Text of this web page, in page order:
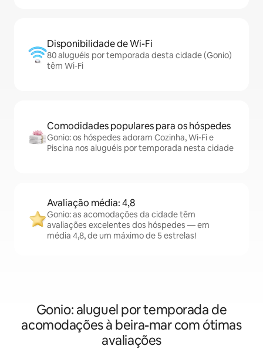
Disponibilidade de Wi-Fi
80 aluguéis por temporada desta cidade (Gonio)
têm Wi-Fi
Comodidades populares para os hóspedes
Gonio: os hóspedes adoram Cozinha, Wi-Fi e
Piscina nos aluguéis por temporada nesta cidade
Avaliação média: 4,8
Gonio: as acomodações da cidade têm
avaliações excelentes dos hóspedes — em
média 4,8, de um máximo de 5 estrelas!
Gonio: aluguel por temporada de
acomodações à beira-mar com ótimas
avaliações